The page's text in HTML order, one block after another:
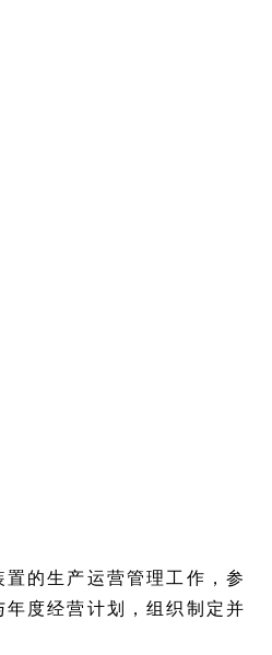
的生产运营管理工作，参
度经营计划，组织制定并